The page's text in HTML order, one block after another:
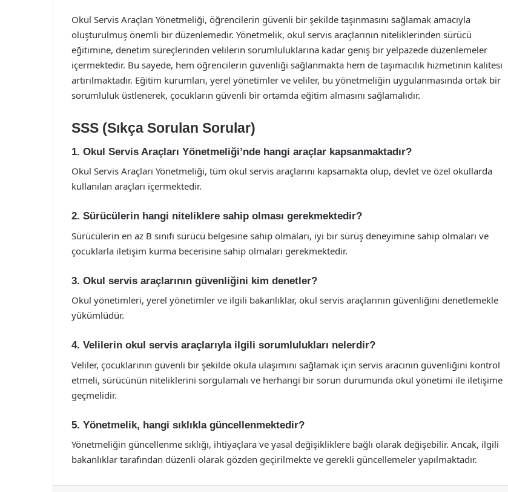
Okul Servis Araçları Yönetmeliği, öğrencilerin güvenli bir şekilde taşınmasını sağlamak amacıyla
oluşturulmuş önemli bir düzenlemedir. Yönetmelik, okul servis araçlarının niteliklerinden sürücü
eğitimine, denetim süreçlerinden velilerin sorumluluklarına kadar geniş bir yelpazede düzenlemeler
içermektedir. Bu sayede, hem öğrencilerin güvenliği sağlanmakta hem de taşımacılık hizmetinin kalitesi
artırılmaktadır. Eğitim kurumları, yerel yönetimler ve veliler, bu yönetmeliğin uygulanmasında ortak bir
sorumluluk üstlenerek, çocukların güvenli bir ortamda eğitim almasını sağlamalıdır.
SSS (Sıkça Sorulan Sorular)
1. Okul Servis Araçları Yönetmeliği’nde hangi araçlar kapsanmaktadır?
Okul Servis Araçları Yönetmeliği, tüm okul servis araçlarını kapsamakta olup, devlet ve özel okullarda
kullanılan araçları içermektedir.
2. Sürücülerin hangi niteliklere sahip olması gerekmektedir?
Sürücülerin en az B sınıfı sürücü belgesine sahip olmaları, iyi bir sürüş deneyimine sahip olmaları ve
çocuklarla iletişim kurma becerisine sahip olmaları gerekmektedir.
3. Okul servis araçlarının güvenliğini kim denetler?
Okul yönetimleri, yerel yönetimler ve ilgili bakanlıklar, okul servis araçlarının güvenliğini denetlemekle
yükümlüdür.
4. Velilerin okul servis araçlarıyla ilgili sorumlulukları nelerdir?
Veliler, çocuklarının güvenli bir şekilde okula ulaşımını sağlamak için servis aracının güvenliğini kontrol
etmeli, sürücünün niteliklerini sorgulamalı ve herhangi bir sorun durumunda okul yönetimi ile iletişime
geçmelidir.
5. Yönetmelik, hangi sıklıkla güncellenmektedir?
Yönetmeliğin güncellenme sıklığı, ihtiyaçlara ve yasal değişikliklere bağlı olarak değişebilir. Ancak, ilgili
bakanlıklar tarafından düzenli olarak gözden geçirilmekte ve gerekli güncellemeler yapılmaktadır.